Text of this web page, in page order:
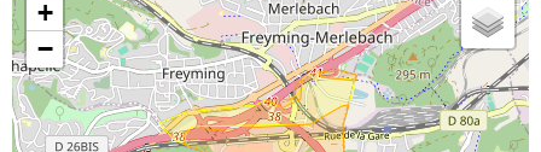
+
−